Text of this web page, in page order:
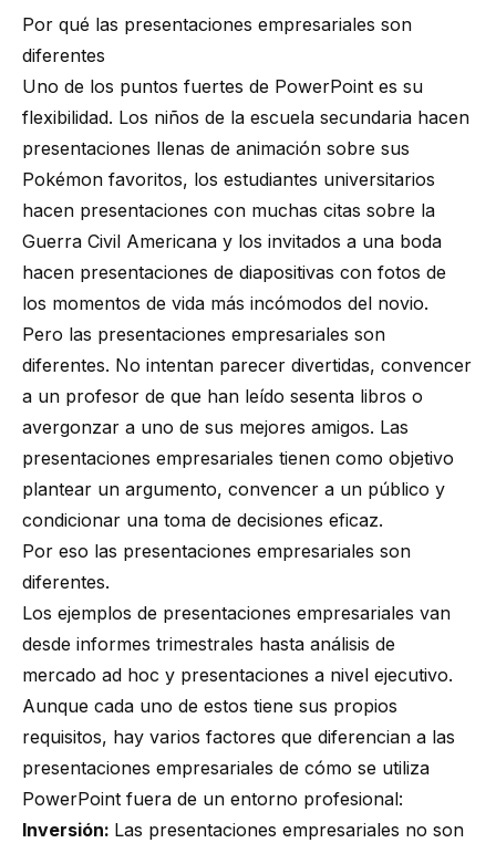
Por qué las presentaciones empresariales son
diferentes
Uno de los puntos fuertes de PowerPoint es su
flexibilidad. Los niños de la escuela secundaria hacen
presentaciones llenas de animación sobre sus
Pokémon favoritos, los estudiantes universitarios
hacen presentaciones con muchas citas sobre la
Guerra Civil Americana y los invitados a una boda
hacen presentaciones de diapositivas con fotos de
los momentos de vida más incómodos del novio.
Pero las presentaciones empresariales son
diferentes. No intentan parecer divertidas, convencer
a un profesor de que han leído sesenta libros o
avergonzar a uno de sus mejores amigos. Las
presentaciones empresariales tienen como objetivo
plantear un argumento, convencer a un público y
condicionar una toma de decisiones eficaz.
Por eso las presentaciones empresariales son
diferentes.
Los ejemplos de presentaciones empresariales van
desde informes trimestrales hasta análisis de
mercado ad hoc y presentaciones a nivel ejecutivo.
Aunque cada uno de estos tiene sus propios
requisitos, hay varios factores que diferencian a las
presentaciones empresariales de cómo se utiliza
PowerPoint fuera de un entorno profesional:
Inversión: Las presentaciones empresariales no son